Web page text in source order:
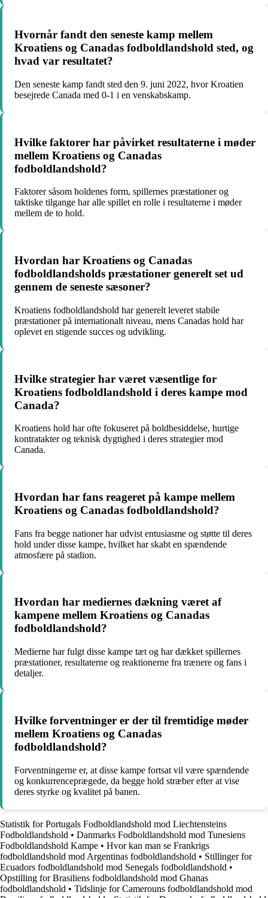
Hvornår fandt den seneste kamp mellem
Kroatiens og Canadas fodboldlandshold sted, og
hvad var resultatet?
Den seneste kamp fandt sted den 9. juni 2022, hvor Kroatien
besejrede Canada med 0-1 i en venskabskamp.
Hvilke faktorer har påvirket resultaterne i møder
mellem Kroatiens og Canadas
fodboldlandshold?
Faktorer såsom holdenes form, spillernes præstationer og
taktiske tilgange har alle spillet en rolle i resultaterne i møder
mellem de to hold.
Hvordan har Kroatiens og Canadas
fodboldlandsholds præstationer generelt set ud
gennem de seneste sæsoner?
Kroatiens fodboldlandshold har generelt leveret stabile
præstationer på internationalt niveau, mens Canadas hold har
oplevet en stigende succes og udvikling.
Hvilke strategier har været væsentlige for
Kroatiens fodboldlandshold i deres kampe mod
Canada?
Kroatiens hold har ofte fokuseret på boldbesiddelse, hurtige
kontratakter og teknisk dygtighed i deres strategier mod
Canada.
Hvordan har fans reageret på kampe mellem
Kroatiens og Canadas fodboldlandshold?
Fans fra begge nationer har udvist entusiasme og støtte til deres
hold under disse kampe, hvilket har skabt en spændende
atmosfære på stadion.
Hvordan har mediernes dækning været af
kampene mellem Kroatiens og Canadas
fodboldlandshold?
Medierne har fulgt disse kampe tæt og har dækket spillernes
præstationer, resultaterne og reaktionerne fra trænere og fans i
detaljer.
Hvilke forventninger er der til fremtidige møder
mellem Kroatiens og Canadas
fodboldlandshold?
Forventningerne er, at disse kampe fortsat vil være spændende
og konkurrenceprægede, da begge hold stræber efter at vise
deres styrke og kvalitet på banen.
Statistik for Portugals Fodboldlandshold mod Liechtensteins
Fodboldlandshold • Danmarks Fodboldlandshold mod Tunesiens
Fodboldlandshold Kampe • Hvor kan man se Frankrigs
fodboldlandshold mod Argentinas fodboldlandshold • Stillinger for
Ecuadors fodboldlandshold mod Senegals fodboldlandshold •
Opstilling for Brasiliens fodboldlandshold mod Ghanas
fodboldlandshold • Tidslinje for Camerouns fodboldlandshold mod